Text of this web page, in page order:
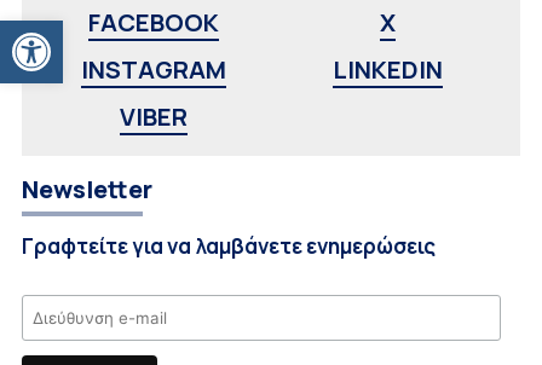
Ανοίξτε τη γραμμή εργαλείων
FACEBOOK
X
INSTAGRAM
LINKEDIN
VIBER
Newsletter
Γραφτείτε για να λαμβάνετε ενημερώσεις